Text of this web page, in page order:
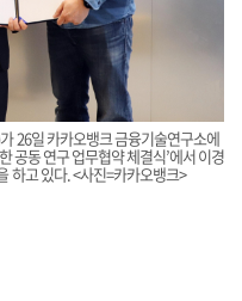
26일 카카오뱅크 금융기술연구소에
공동 연구 업무협약 체결식’에서 이경
하고 있다. <사진=카카오뱅크>